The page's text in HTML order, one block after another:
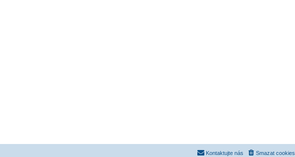
Smazat cookies
Kontaktujte nás